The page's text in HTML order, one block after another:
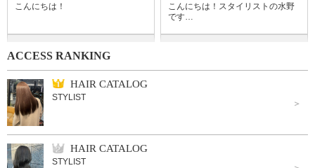
こんにちは！
こんにちは！スタイリストの水野
です…
ACCESS RANKING
HAIR CATALOG
STYLIST
HAIR CATALOG
STYLIST